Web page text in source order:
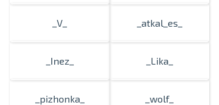
_V_ _atkal_es_
_Inez_ _Lika_
_pizhonka_ _wolf_